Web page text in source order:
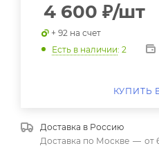
4 600 ₽/шт
+ 92 на счет
Есть в наличии: 2
КУПИТЬ
Доставка в Россию
Доставка по Москве — от